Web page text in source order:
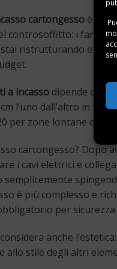
cartongesso è
controsoffitto: i faretti
stai ristrutturando e
a incasso dipende dalla
l’uno dall’altro in un
per zone lontane
cartongesso? Dopo
i cavi elettrici e
semplicemente
è più complesso e
per sicurezza
anche
allo stile degli altri